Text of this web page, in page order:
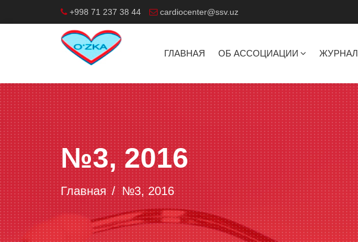
+998 71 237 38 44 cardiocenter@ssv.uz
ГЛАВНАЯ ОБ АССОЦИАЦИИ ЖУРНАЛ
№3, 2016
Главная №3, 2016